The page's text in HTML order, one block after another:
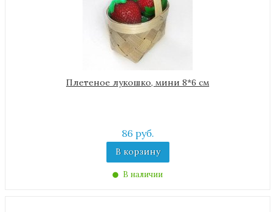
Плетеное лукошко, мини 8*6 см
86 руб.
В корзину
В наличии